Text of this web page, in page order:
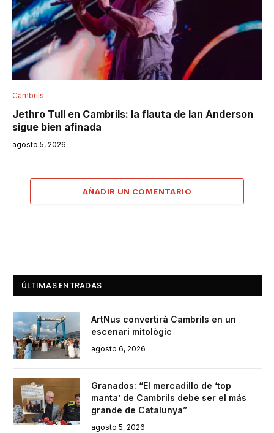
Cambrils
Jethro Tull en Cambrils: la flauta de Ian Anderson
sigue bien afinada
agosto 5, 2026
AÑADIR UN COMENTARIO
ÚLTIMAS ENTRADAS
ArtNus convertirà Cambrils en un
escenari mitològic
agosto 6, 2026
Granados: “El mercadillo de ‘top
manta’ de Cambrils debe ser el más
grande de Catalunya”
agosto 5, 2026